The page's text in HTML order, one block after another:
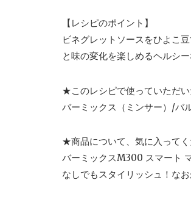
【レシピのポイント】
ビネグレットソースをひよこ
と味の変化を楽しめるヘルシー
★このレシピで使っていただい
バーミックス（ミンサー）/バ
★商品について、気に入って
バーミックスM300 スマート
なしでもスタイリッシュ！な